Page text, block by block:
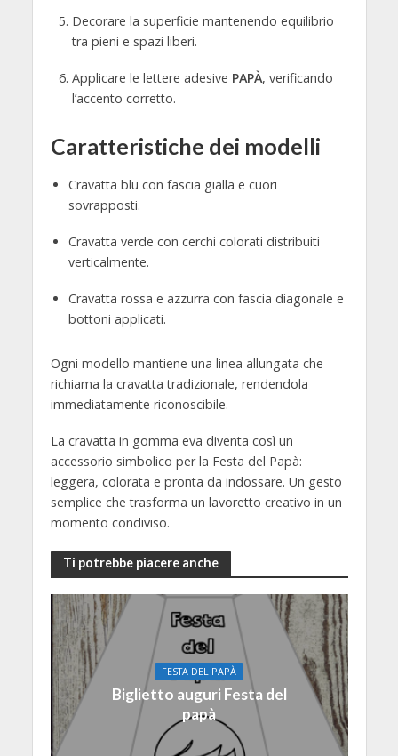
Decorare la superficie mantenendo equilibrio
tra pieni e spazi liberi.
Applicare le lettere adesive PAPÀ, verificando
l’accento corretto.
Caratteristiche dei modelli
Cravatta blu con fascia gialla e cuori
sovrapposti.
Cravatta verde con cerchi colorati distribuiti
verticalmente.
Cravatta rossa e azzurra con fascia diagonale e
bottoni applicati.
Ogni modello mantiene una linea allungata che
richiama la cravatta tradizionale, rendendola
immediatamente riconoscibile.
La cravatta in gomma eva diventa così un
accessorio simbolico per la Festa del Papà:
leggera, colorata e pronta da indossare. Un gesto
semplice che trasforma un lavoretto creativo in un
momento condiviso.
Ti potrebbe piacere anche
FESTA DEL PAPÀ
Biglietto auguri Festa del
papà